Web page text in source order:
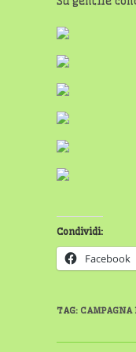
Condividi:
Facebook
TAG: CAMPAGNA